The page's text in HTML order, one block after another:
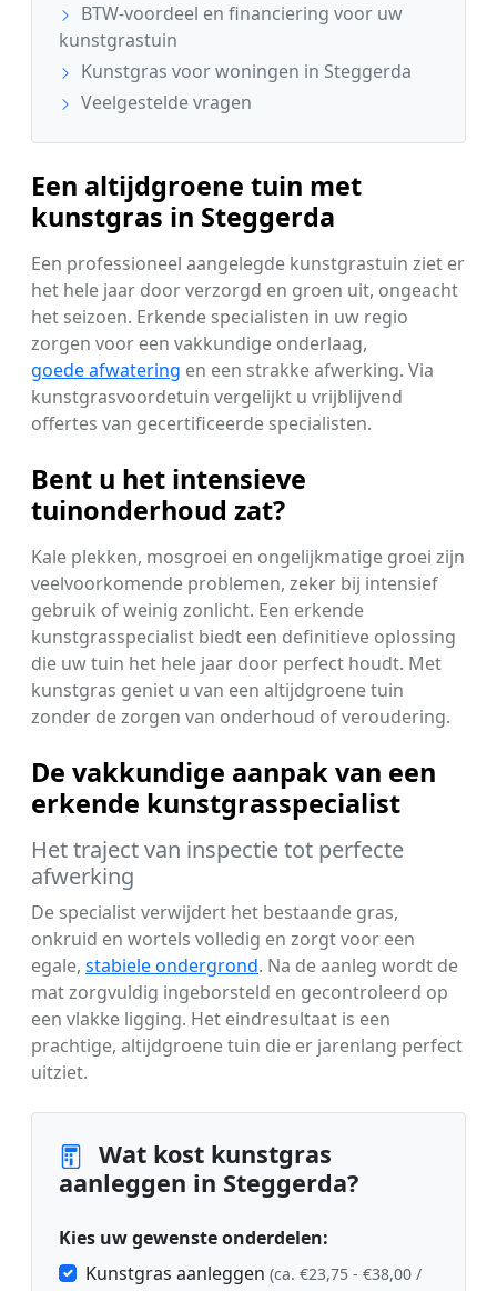
BTW-voordeel en financiering voor uw
kunstgrastuin
Kunstgras voor woningen in Steggerda
Veelgestelde vragen
Een altijdgroene tuin met
kunstgras in Steggerda
Een professioneel aangelegde kunstgrastuin ziet er
het hele jaar door verzorgd en groen uit, ongeacht
het seizoen. Erkende specialisten in uw regio
zorgen voor een vakkundige onderlaag,
goede afwatering en een strakke afwerking. Via
kunstgrasvoordetuin vergelijkt u vrijblijvend
offertes van gecertificeerde specialisten.
Bent u het intensieve
tuinonderhoud zat?
Kale plekken, mosgroei en ongelijkmatige groei zijn
veelvoorkomende problemen, zeker bij intensief
gebruik of weinig zonlicht. Een erkende
kunstgrasspecialist biedt een definitieve oplossing
die uw tuin het hele jaar door perfect houdt. Met
kunstgras geniet u van een altijdgroene tuin
zonder de zorgen van onderhoud of veroudering.
De vakkundige aanpak van een
erkende kunstgrasspecialist
Het traject van inspectie tot perfecte
afwerking
De specialist verwijdert het bestaande gras,
onkruid en wortels volledig en zorgt voor een
egale, stabiele ondergrond. Na de aanleg wordt de
mat zorgvuldig ingeborsteld en gecontroleerd op
een vlakke ligging. Het eindresultaat is een
prachtige, altijdgroene tuin die er jarenlang perfect
uitziet.
Wat kost kunstgras
aanleggen in Steggerda?
Kies uw gewenste onderdelen:
Kunstgras aanleggen (ca. €23,75 - €38,00 /